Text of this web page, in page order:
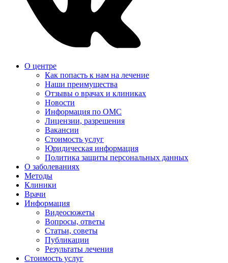
О центре
Как попасть к нам на лечение
Наши преимущества
Отзывы о врачах и клиниках
Новости
Информация по ОМС
Лицензии, разрешения
Вакансии
Стоимость услуг
Юридическая информация
Политика защиты персональных данных
О заболеваниях
Методы
Клиники
Врачи
Информация
Видеосюжеты
Вопросы, ответы
Статьи, советы
Публикации
Результаты лечения
Стоимость услуг